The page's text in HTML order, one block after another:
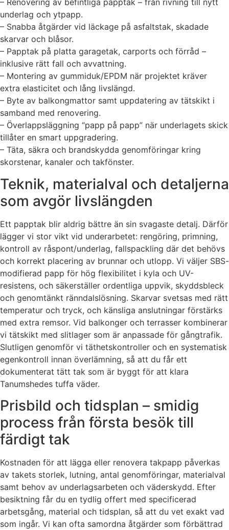
– Renovering av befintliga papptak – från rivning till nytt
underlag och ytpapp.
– Snabba åtgärder vid läckage på asfaltstak, skadade
skarvar och blåsor.
– Papptak på platta garagetak, carports och förråd –
inklusive rätt fall och avvattning.
– Montering av gummiduk/EPDM när projektet kräver
extra elasticitet och lång livslängd.
– Byte av balkongmattor samt uppdatering av tätskikt i
samband med renovering.
– Överlappsläggning “papp på papp” när underlagets skick
tillåter en smart uppgradering.
– Täta, säkra och brandskydda genomföringar kring
skorstenar, kanaler och takfönster.
Teknik, materialval och detaljerna
som avgör livslängden
Ett papptak blir aldrig bättre än sin svagaste detalj. Därför
lägger vi stor vikt vid underarbetet: rengöring, primning,
kontroll av råspont/underlag, fallspackling där det behövs
och korrekt placering av brunnar och utlopp. Vi väljer SBS-
modifierad papp för hög flexibilitet i kyla och UV-
resistens, och säkerställer ordentliga uppvik, skyddsbleck
och genomtänkt ränndalslösning. Skarvar svetsas med rätt
temperatur och tryck, och känsliga anslutningar förstärks
med extra remsor. Vid balkonger och terrasser kombinerar
vi tätskikt med slitlager som är anpassade för gångtrafik.
Slutligen genomför vi täthetskontroller och en systematisk
egenkontroll innan överlämning, så att du får ett
dokumenterat tätt tak som är byggt för att klara
Tanumshedes tuffa väder.
Prisbild och tidsplan – smidig
process från första besök till
färdigt tak
Kostnaden för att lägga eller renovera takpapp påverkas
av takets storlek, lutning, antal genomföringar, materialval
samt behov av underlagsarbeten och väderskydd. Efter
besiktning får du en tydlig offert med specificerad
arbetsgång, material och tidsplan, så att du vet exakt vad
som ingår. Vi kan ofta samordna åtgärder som förbättrad